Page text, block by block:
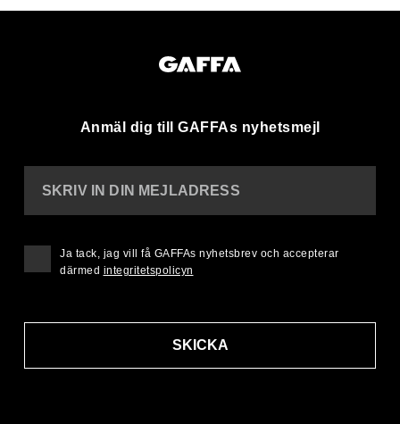
Anmäl dig till GAFFAs nyhetsmejl
SKRIV IN DIN MEJLADRESS
SKICKA
Ja tack, jag vill få GAFFAs nyhetsbrev och accepterar
därmed integritetspolicyn